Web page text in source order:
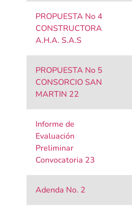
PROPUESTA No 4
CONSTRUCTORA
A.H.A. S.A.S
PROPUESTA No 5
CONSORCIO SAN
MARTIN 22
Informe de
Evaluación
Preliminar
Convocatoria 23
Adenda No. 2